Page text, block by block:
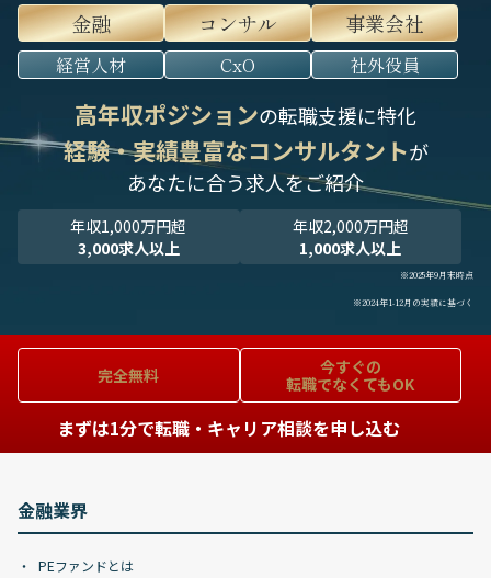
金融
コンサル 事業会社
経営人材 CxO 社外役員
高年収ポジションの転職支援に特化
経験・実績豊富なコンサルタントが
あなたに合う求人をご紹介
年収1,000万円超
3,000求人以上
年収2,000万円超
1,000求人以上
※2025年9月末時点
※2024年1-12月の実績に基づく
完全無料
今すぐの
転職でなくてもOK
まずは1分で転職・キャリア相談を申し込む
金融業界
PEファンドとは